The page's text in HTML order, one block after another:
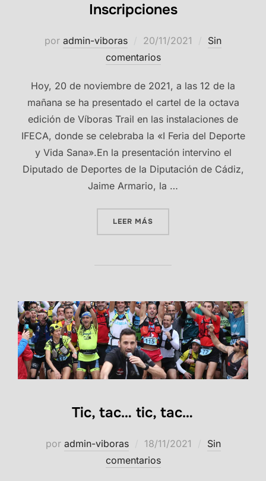
Inscripciones
por admin-viboras
Publicado
el
20/11/2021
Sin
comentarios
Hoy, 20 de noviembre de 2021, a las 12 de la
mañana se ha presentado el cartel de la octava
edición de Víboras Trail en las instalaciones de
IFECA, donde se celebraba la «I Feria del Deporte
y Vida Sana».En la presentación intervino el
Diputado de Deportes de la Diputación de Cádiz,
Jaime Armario, la …
LEER MÁS
Tic, tac… tic, tac…
por admin-viboras
Publicado
el
18/11/2021
Sin
comentarios